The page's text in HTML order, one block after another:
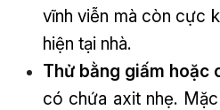
vĩnh viễn mà còn cực
hiện tại nhà.
Thử bằng giấm hoặc
có chứa axit nhẹ.